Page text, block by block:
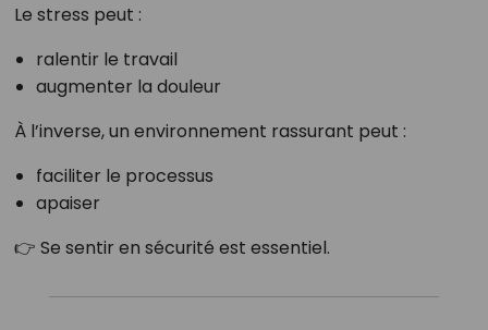
Le stress peut :
ralentir le travail
augmenter la douleur
À l’inverse, un environnement rassurant peut :
faciliter le processus
apaiser
👉 Se sentir en sécurité est essentiel.